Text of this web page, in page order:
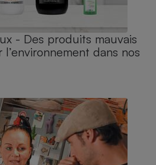
- Des produits mauvais
dans nos